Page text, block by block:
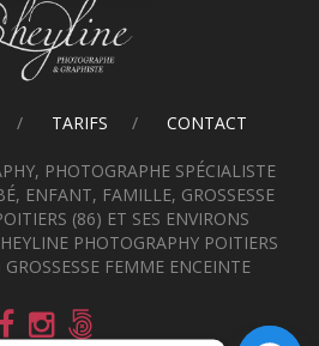
TARIFS CONTACT
PHOTOGRAPHE SPÉCIALISTE
ENFANT, FAMILLE, GROSSESSE
(86) ET SES ENVIRONS
PHOTOGRAPHY POITIERS
FEMME ENCEINTE